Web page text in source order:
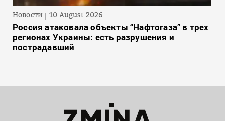
Новости 10 August 2026
Россия атаковала объекты “Нафтогаза” в трех
регионах Украины: есть разрушения и
пострадавший